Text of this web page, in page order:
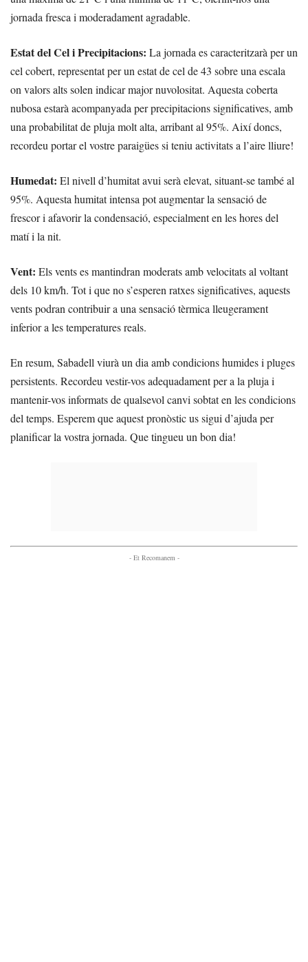
jornada fresca i moderadament agradable.
Estat del Cel i Precipitacions: La jornada es caracteritzarà per un
cel cobert, representat per un estat de cel de 43 sobre una escala
on valors alts solen indicar major nuvolositat. Aquesta coberta
nubosa estarà acompanyada per precipitacions significatives, amb
una probabilitat de pluja molt alta, arribant al 95%. Així doncs,
recordeu portar el vostre paraigües si teniu activitats a l’aire lliure!
Humedat: El nivell d’humitat avui serà elevat, situant-se també al
95%. Aquesta humitat intensa pot augmentar la sensació de
frescor i afavorir la condensació, especialment en les hores del
matí i la nit.
Vent: Els vents es mantindran moderats amb velocitats al voltant
dels 10 km/h. Tot i que no s’esperen ratxes significatives, aquests
vents podran contribuir a una sensació tèrmica lleugerament
inferior a les temperatures reals.
En resum, Sabadell viurà un dia amb condicions humides i pluges
persistents. Recordeu vestir-vos adequadament per a la pluja i
mantenir-vos informats de qualsevol canvi sobtat en les condicions
del temps. Esperem que aquest pronòstic us sigui d’ajuda per
planificar la vostra jornada. Que tingueu un bon dia!
- Et Recomanem -